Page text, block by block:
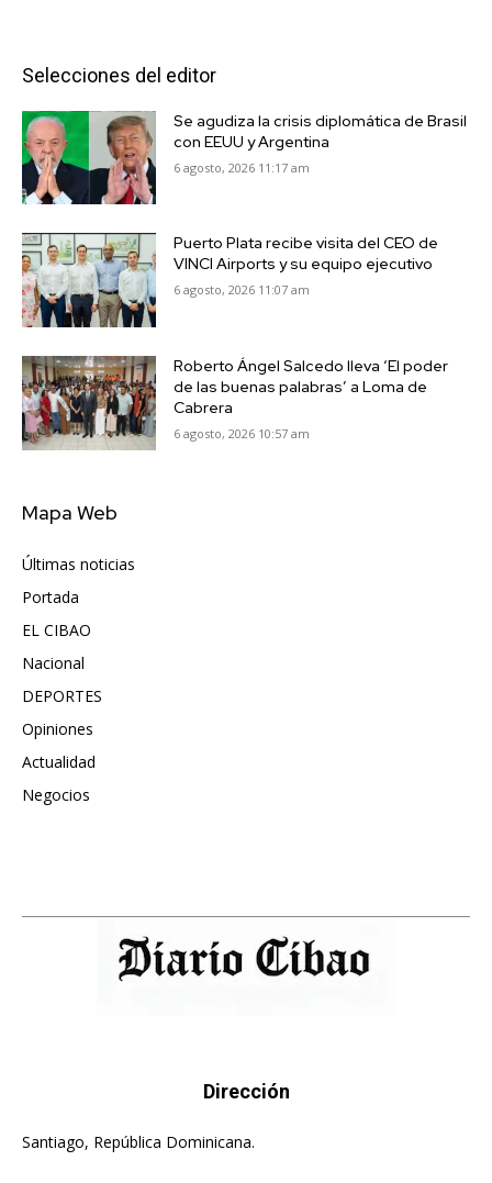
Selecciones del editor
Se agudiza la crisis diplomática de Brasil
con EEUU y Argentina
6 agosto, 2026 11:17 am
Puerto Plata recibe visita del CEO de
VINCI Airports y su equipo ejecutivo
6 agosto, 2026 11:07 am
Roberto Ángel Salcedo lleva ‘El poder
de las buenas palabras’ a Loma de
Cabrera
6 agosto, 2026 10:57 am
Mapa Web
Últimas noticias
Portada
EL CIBAO
Nacional
DEPORTES
Opiniones
Actualidad
Negocios
Dirección
Santiago, República Dominicana.